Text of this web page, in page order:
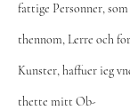
fattige Personner,
thennom, Lerre och
Kunster, haffuer ieg
thette mitt Ob-